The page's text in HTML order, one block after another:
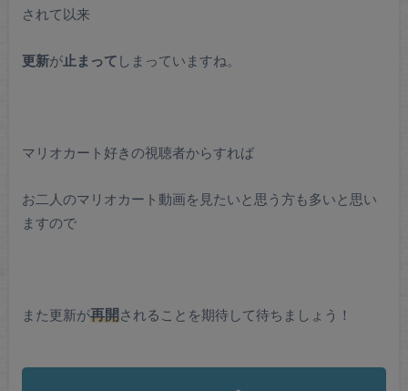
されて以来
更新が止まって しまっていますね。
マリオカート好きの視聴者からすれば
お二人のマリオカート動画を見たいと思う方も多いと思い
ますので
また更新が再開 されることを期待して待ちましょう！